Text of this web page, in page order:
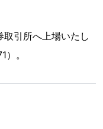
引所へ上場いたし
。